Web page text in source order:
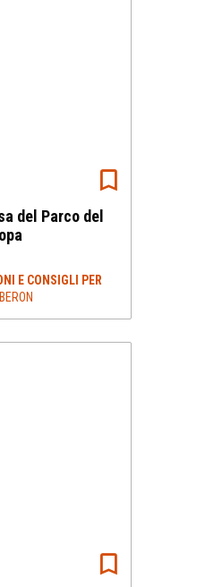
del Parco del
E CONSIGLI PER